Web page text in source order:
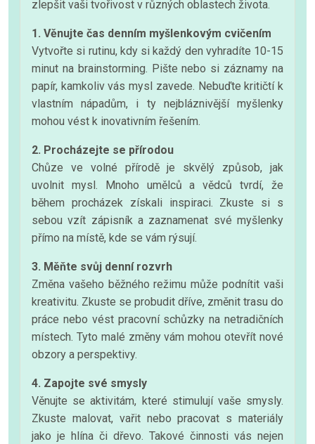
zlepšit vaši tvořivost v různých oblastech života.
1. Věnujte čas denním myšlenkovým cvičením
Vytvořte si rutinu, kdy si každý den vyhradíte 10-15
minut na brainstorming. Pište nebo si záznamy na
papír, kamkoliv vás mysl zavede. Nebuďte kritičtí k
vlastním nápadům, i ty nejbláznivější myšlenky
mohou vést k inovativním řešením.
2. Procházejte se přírodou
Chůze ve volné přírodě je skvělý způsob, jak
uvolnit mysl. Mnoho umělců a vědců tvrdí, že
během procházek získali inspiraci. Zkuste si s
sebou vzít zápisník a zaznamenat své myšlenky
přímo na místě, kde se vám rýsují.
3. Měňte svůj denní rozvrh
Změna vašeho běžného režimu může podnítit vaši
kreativitu. Zkuste se probudit dříve, změnit trasu do
práce nebo vést pracovní schůzky na netradičních
místech. Tyto malé změny vám mohou otevřít nové
obzory a perspektivy.
4. Zapojte své smysly
Věnujte se aktivitám, které stimulují vaše smysly.
Zkuste malovat, vařit nebo pracovat s materiály
jako je hlína či dřevo. Takové činnosti vás nejen